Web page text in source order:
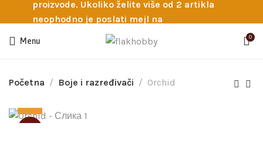
proizvode. Ukoliko želite više od 2 artikla
neophodno je poslati mejl na
info@flakhobby.com sa preciznim šiframa
proizvoda. Svakako nas možete pozvati
potrebna pomoć oko odabira.
Menu 0
Početna Boje i razređivači Orchid